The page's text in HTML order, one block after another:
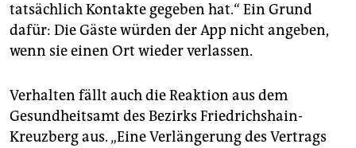
tatsächlich Kontakte gegeben hat.“ Ein Grund
dafür: Die Gäste würden der App nicht angeben,
wenn sie einen Ort wieder verlassen.
Verhalten fällt auch die Reaktion aus dem
Gesundheitsamt des Bezirks Friedrichshain-
Kreuzberg aus. „Eine Verlängerung des Vertrags